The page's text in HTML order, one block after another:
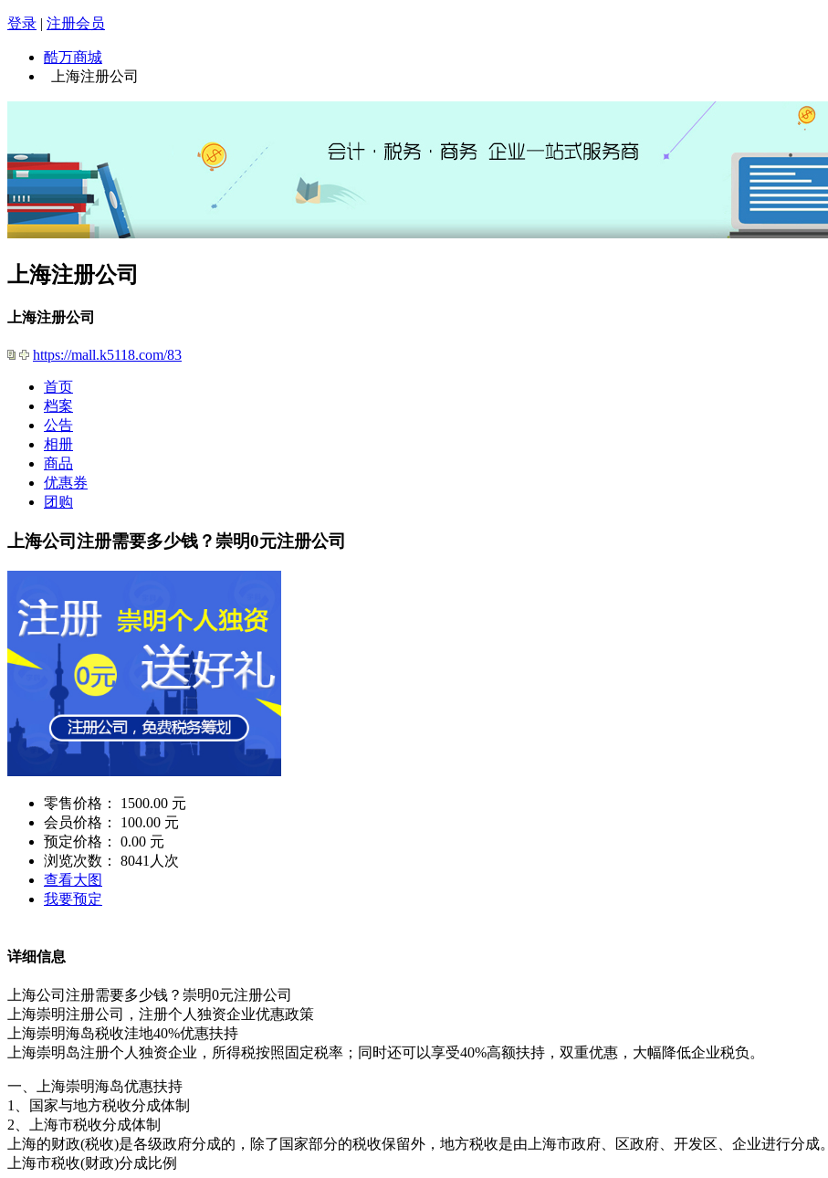
登录 | 注册会员
酷万商城
上海注册公司
上海注册公司
上海注册公司
https://mall.k5118.com/83
首页
档案
公告
相册
商品
优惠券
团购
上海公司注册需要多少钱？崇明0元注册公司
零售价格： 1500.00 元
会员价格： 100.00 元
预定价格： 0.00 元
浏览次数： 8041 人次
查看大图
我要预定
详细信息
上海公司注册需要多少钱？崇明0元注册公司
上海崇明注册公司，注册个人独资企业优惠政策
上海崇明海岛税收洼地40%优惠扶持
上海崇明岛注册个人独资企业，所得税按照固定税率；同时还可以享受40%高额扶持，双重优惠，大幅降低企业税负。
一、上海崇明海岛优惠扶持
1、国家与地方税收分成体制
2、上海市税收分成体制
上海的财政(税收)是各级政府分成的，除了国家部分的税收保留外，地方税收是由上海市政府、区政府、开发区、企业进行分成。
上海市税收(财政)分成比例